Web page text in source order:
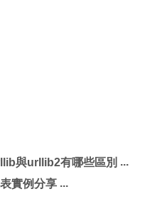
與urllib2有哪些區別
實例分享